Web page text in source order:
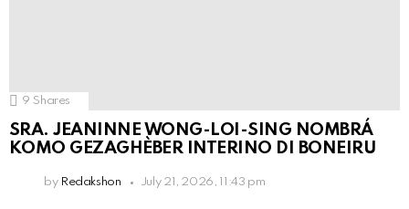
9 Shares
SRA. JEANINNE WONG-LOI-SING NOMBRÁ
KOMO GEZAGHÈBER INTERINO DI BONEIRU
by Redakshon July 21, 2026, 11:43 pm